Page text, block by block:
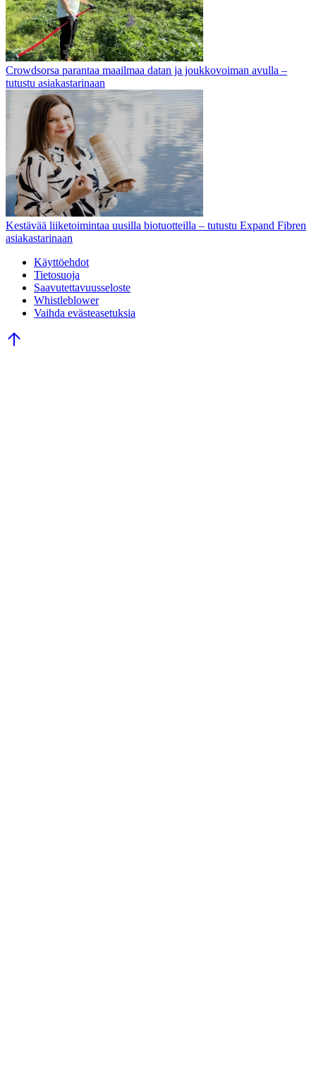
Crowdsorsa parantaa maailmaa datan ja joukkovoiman avulla –
tutustu asiakastarinaan
Kestävää liiketoimintaa uusilla biotuotteilla – tutustu Expand Fibren
asiakastarinaan
Käyttöehdot
Tietosuoja
Saavutettavuusseloste
Whistleblower
Vaihda evästeasetuksia